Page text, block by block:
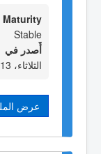
Maturity
Stable
أٌصدر في
الثلاثاء، 13 كانون1/ديسمبر 2022 17:51
عرض